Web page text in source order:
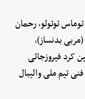
توتولو، رحمان
بدنساز)،
کرد فیروزجائی
تیم ملی والیبال